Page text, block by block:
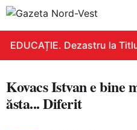
EDUCAȚIE. Dezastru la
Kovacs Istvan e bine
ăsta... Diferit